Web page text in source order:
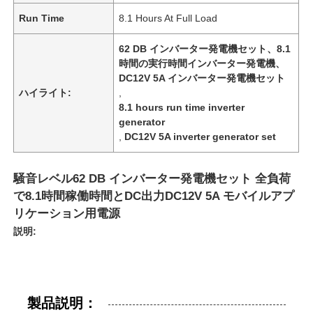
Run Time 8.1 Hours At Full Load
ハイライト:
62 DB インバーター発電機セット、8.1
時間の実行時間インバーター発電機、
DC12V 5A インバーター発電機セット
8.1 hours run time inverter
generator
DC12V 5A inverter generator set
騒音レベル62 DB インバーター発電機セット 全負荷
で8.1時間稼働時間とDC出力DC12V 5A モバイルアプ
リケーション用電源
説明:
製品説明：